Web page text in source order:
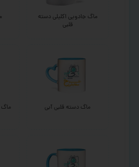
ماگ جادویی اکلیلی دسته
قلبی
ماگ دسته قلبی آبی